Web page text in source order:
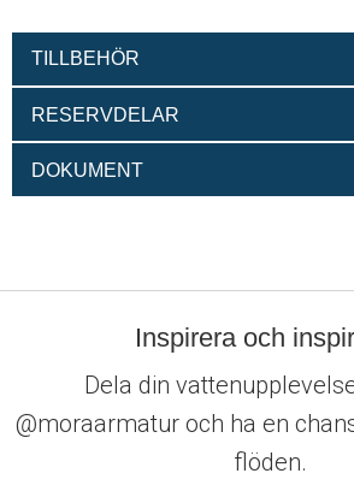
TILLBEHÖR
RESERVDELAR
DOKUMENT
Inspirera och
Dela din
@moraarmatur och ha en
flöden.